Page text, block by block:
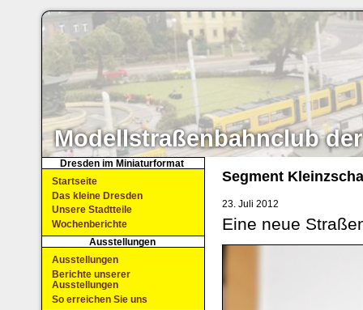
Modellstraßenbahnclub der
Segment
23. Juli 2012
Eine neue
Dresden im Miniaturformat
Startseite
Das kleine Dresden
Unsere Stadtteile
Wochenberichte
Ausstellungen
Ausstellungen
Berichte unserer
Ausstellungen
So erreichen Sie uns